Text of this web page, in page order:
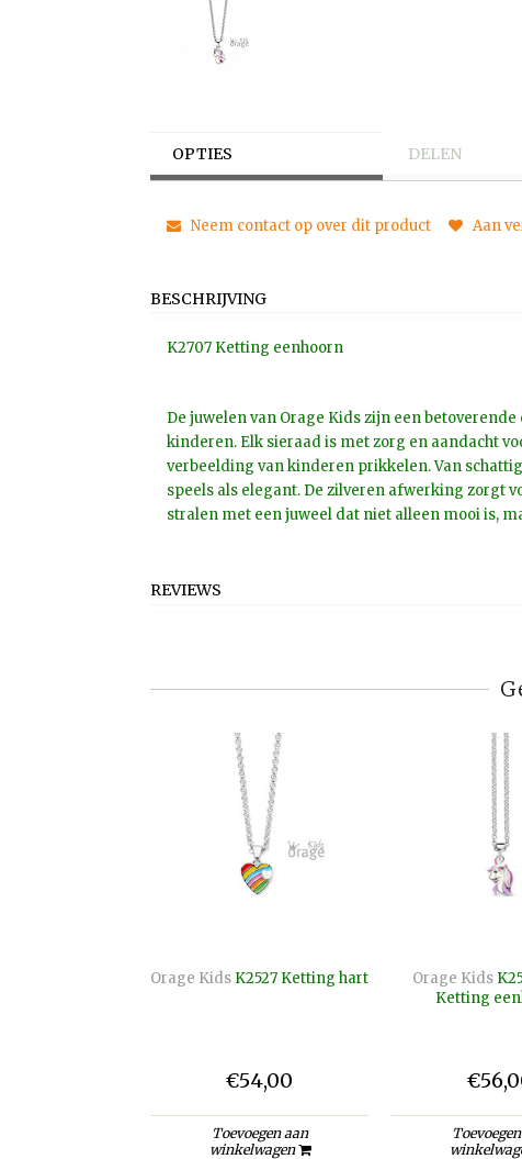
OPTIES DELEN
Neem contact op over dit product Aan
BESCHRIJVING
K2707 Ketting eenhoorn
De juwelen van Orage Kids zijn een
kinderen. Elk sieraad is met zorg en aandacht
verbeelding van kinderen prikkelen. Van
speels als elegant. De zilveren afwerking zorgt
stralen met een juweel dat niet alleen mooi is,
REVIEWS
Orage Kids K2527 Ketting hart
€54,00
Toevoegen aan
winkelwagen
Orage Kids
Ketting